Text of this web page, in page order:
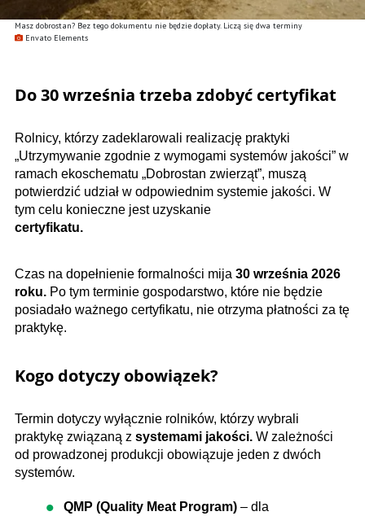
Masz dobrostan? Bez tego dokumentu nie będzie dopłaty. Liczą się dwa terminy
Envato Elements
Do 30 września trzeba zdobyć certyfikat
Rolnicy, którzy zadeklarowali realizację praktyki
„Utrzymywanie zgodnie z wymogami systemów jakości” w
ramach ekoschematu „Dobrostan zwierząt”, muszą
potwierdzić udział w odpowiednim systemie jakości. W
tym celu konieczne jest uzyskanie
certyfikatu.
Czas na dopełnienie formalności mija 30 września 2026
roku. Po tym terminie gospodarstwo, które nie będzie
posiadało ważnego certyfikatu, nie otrzyma płatności za tę
praktykę.
Kogo dotyczy obowiązek?
Termin dotyczy wyłącznie rolników, którzy wybrali
praktykę związaną z systemami jakości. W zależności
od prowadzonej produkcji obowiązuje jeden z dwóch
systemów.
QMP (Quality Meat Program) – dla